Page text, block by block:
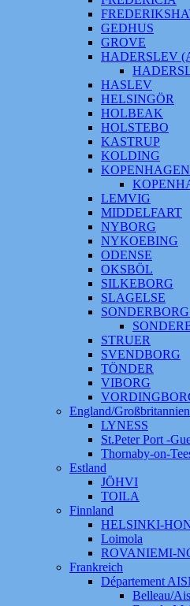
GEDHUS
GROVE
HADERSLEV
HASLEV
HELSINGÖR
HOLBEAK
HOLSTEBO
KASTRUP
KOLDING
LEMVIG
MIDDELFART
NYBORG
NYKOEBING
ODENSE
OKSBÖL
SILKEBORG
SLAGELSE
STRUER
SVENDBORG
TÖNDER
VIBORG
England/Großbritannien
LYNESS
St.Peter Port -
Thornaby-on-
Estland
JÖHVI
TOILA
Finnland
HELSINKI-
Loimola
ROVANIEMI-
Frankreich
Département
Belleau/